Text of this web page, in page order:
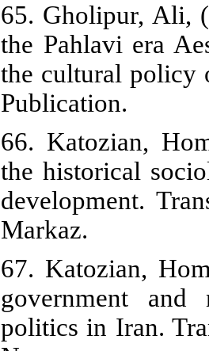
65. Gholipur, Ali,
the Pahlavi era
the cultural policy
Publication.
66. Katozian,
the historical
development.
Markaz.
67. Katozian,
government
politics in Iran.